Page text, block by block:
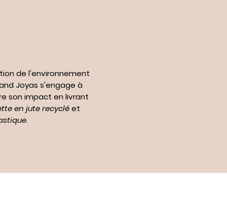
de l'environnement
Joyas s'engage à
son impact en livrant
en jute recycléet
.